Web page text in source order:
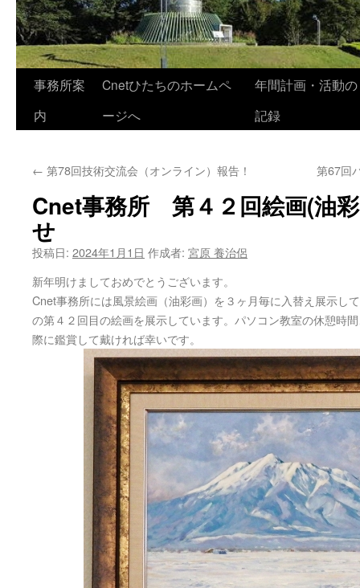
コ
ン
ツ
へ
キ
ッ
事務所案
内
Cnetひたちのホームペ
ージへ
年間計画・活動の
記録
← 第78回技術交流会（オンライン）報告！ 第67回
Cnet事務所 第４２回絵画(油
せ
投稿日: 2024年1月1日 作成者: 宮原 養治侶
新年明けましておめでとうございます。
Cnet事務所には風景絵画（油彩画）を３ヶ月毎に入替え展示し
の第４２回目の絵画を展示しています。パソコン教室の休憩時
際に鑑賞して戴ければ幸いです。